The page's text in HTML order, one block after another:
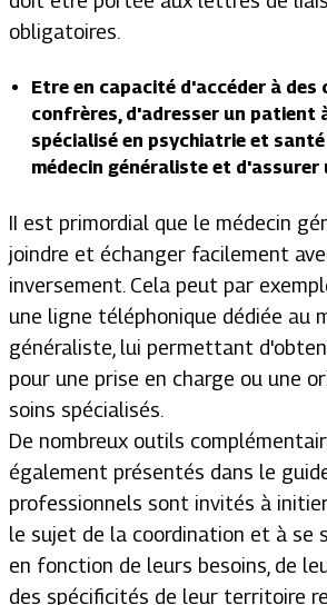
obligatoires.
Etre en capacité d'accéder à des
confrères, d'adresser un patient
spécialisé en psychiatrie et
médecin généraliste et
II est primordial que le médecin
joindre et échanger facilement
inversement. Cela peut par
une ligne téléphonique dédiée au
généraliste, lui permettant
pour une prise en charge ou une
soins spécialisés.
De nombreux outils
également présentés dans le
professionnels sont invités à
le sujet de la coordination et à se
en fonction de leurs besoins, de
des spécificités de leur territoire